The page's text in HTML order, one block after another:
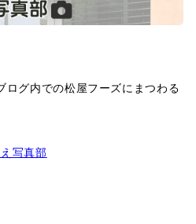
ログ内での松屋フーズにまつわる
写真部